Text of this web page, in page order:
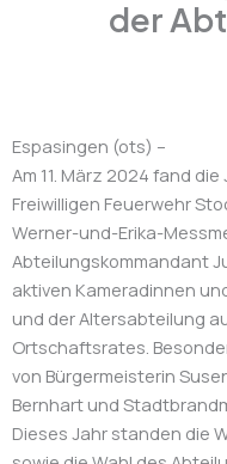
der
Espasingen (ots) –
Am 11. März 2024 fand
Freiwilligen Feuerwehr
Werner-und-Erika-
Abteilungskommandant
aktiven Kameradinnen
und der Altersabteilung
Ortschaftsrates.
von Bürgermeisterin
Bernhart und
Dieses Jahr standen die